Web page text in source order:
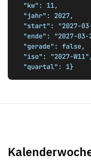
  "quartal": 1}